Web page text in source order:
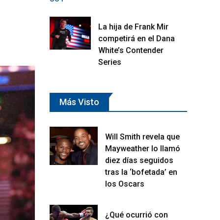
La hija de Frank Mir
competirá en el Dana
White’s Contender
Series
Más Visto
Will Smith revela que
Mayweather lo llamó
diez días seguidos
tras la ‘bofetada’ en
los Oscars
¿Qué ocurrió con